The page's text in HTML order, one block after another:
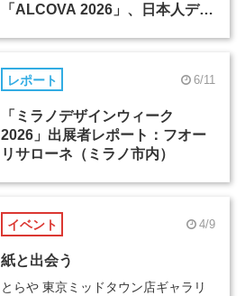
「ALCOVA 2026」、日本人デザ
レポート 6/11
「ミラノデザインウィーク
2026」出展者レポート：フオー
リサローネ（ミラノ市内）
イベント 4/9
紙と出会う
とらや 東京ミッドタウン店ギャラリ